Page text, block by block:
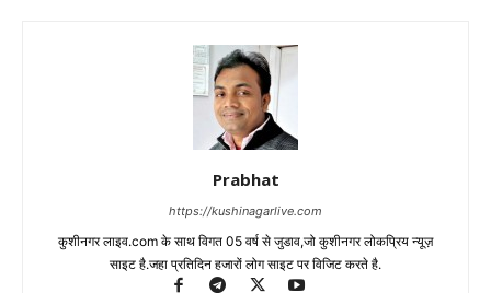
Prabhat
https://kushinagarlive.com
कुशीनगर लाइव.com के साथ विगत 05 वर्ष से जुडाव,जो कुशीनगर लोकप्रिय न्यूज़
साइट है.जहा प्रतिदिन हजारों लोग साइट पर विजिट करते है.